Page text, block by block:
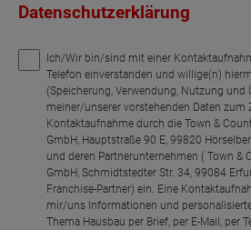
Datenschutzerklärung
Ich/Wir bin/sind mit einer
Telefon einverstanden und willige(n)
(Speicherung, Verwendung, Nutzung und
meiner/unserer vorstehenden Daten zum
Kontaktaufnahme durch die Town &
GmbH, Hauptstraße 90 E, 99820
und deren Partnerunternehmen ( Town &
GmbH, Schmidtstedter Str. 34, 99084
Franchise-Partner) ein. Eine
mir/uns Informationen und
Thema Hausbau per Brief, per E-Mail, per